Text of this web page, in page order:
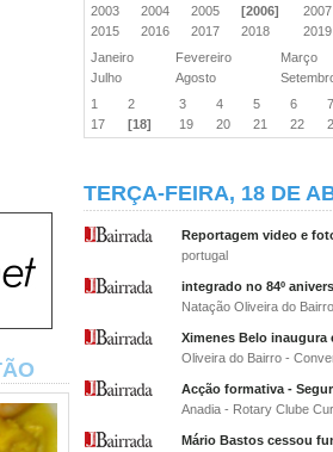
2003 2004 2005 [2006]
2015
2016 2017 2018
Janeiro
Fevereiro
Março
Julho
Agosto
1
2 3 4 5 6
17
[18] 19 20 21 22
TERÇA-FEIRA, 18 DE
Reportagem video e
portugal
integrado no 84º
Natação Oliveira do Bairro
Ximenes Belo inaugura
Oliveira do Bairro -
Acção formativa -
Anadia - Rotary Clube
Mário Bastos cessou